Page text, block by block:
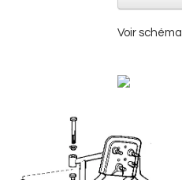
Voir schéma